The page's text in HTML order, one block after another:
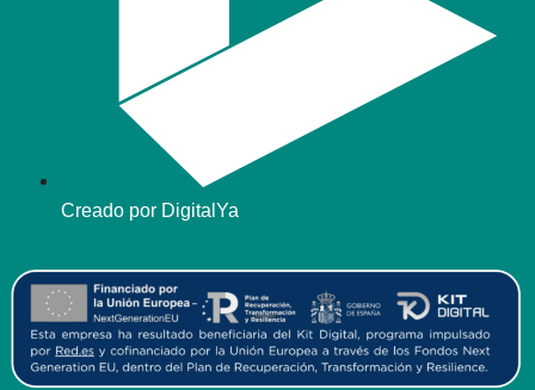
Creado por DigitalYa